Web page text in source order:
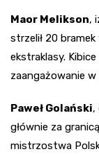
Maor Melikson,
strzelił 20
ekstraklasy.
zaangażowanie w
Paweł Golański,
głównie za
mistrzostwa